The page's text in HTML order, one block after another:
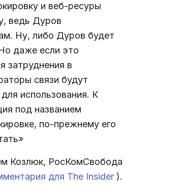
и веб-ресуры
ведь Дуров
Ну, либо Дуров будет
даже если это
затруднения в
связи будут
использования. К
под названием
по-прежнему его
Козлюк, РосКомСвобода
для The Insider ).